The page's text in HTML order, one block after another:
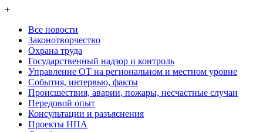
+
Все новости
Законотворчество
Охрана труда
Государственный надзор и контроль
Управление ОТ на региональном и местном уровне
События, интервью, факты
Происшествия, аварии, пожары, несчастные случаи
Передовой опыт
Консультации и разъяснения
Проекты НПА